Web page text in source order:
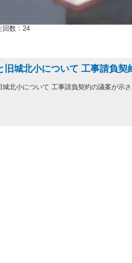
数：24
旧城北小について 工事請負
城北小について 工事請負契約の議案が示